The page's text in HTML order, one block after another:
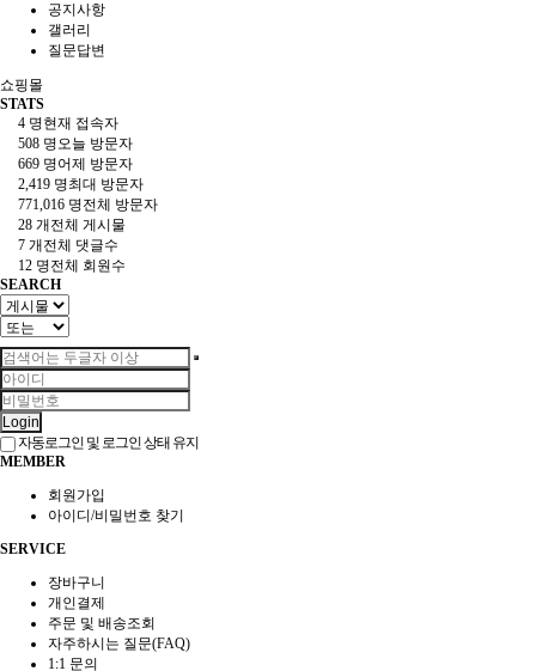
공지사항
갤러리
질문답변
쇼핑몰
STATS
4 명현재 접속자
508 명오늘 방문자
669 명어제 방문자
2,419 명최대 방문자
771,016 명전체 방문자
28 개 전체 게시물
7 개 전체 댓글수
12 명전체 회원수
SEARCH
Login
자동로그인 및 로그인 상태 유지
MEMBER
회원가입
아이디/비밀번호 찾기
SERVICE
장바구니
개인결제
주문 및 배송조회
자주하시는 질문(FAQ)
1:1 문의